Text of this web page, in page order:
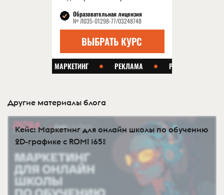
Другие материалы блога
Кейс: Маркетинг для онлайн школы по обучению
2D-графике с ROMI 165%